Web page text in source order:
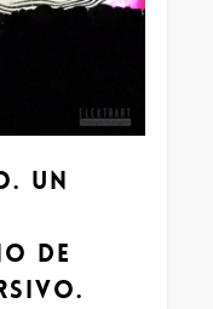
Un
de